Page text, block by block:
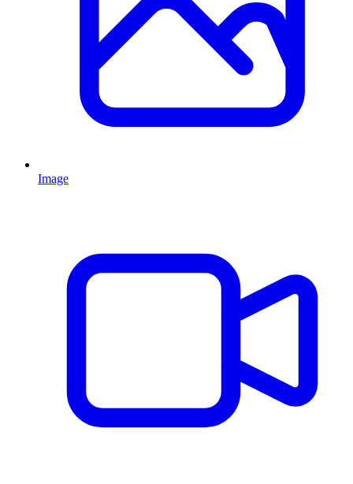
Image